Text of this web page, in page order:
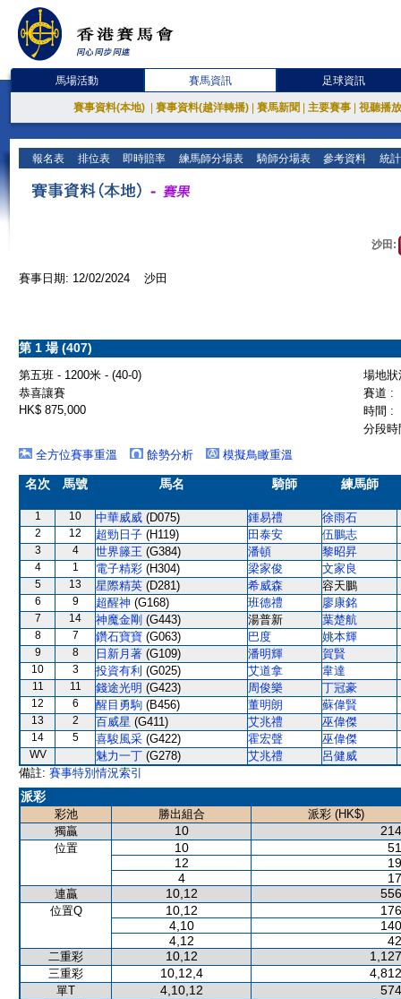
馬場活動 賽馬資訊 足球資訊
賽事資料(本地) 賽事資料(越洋轉播) 賽馬新聞 主要賽事 視聽播
報名表 排位表 即時賠率 練馬師分場表 騎師分場表 參考資料 統
沙田:
賽事日期: 12/02/2024 沙田
第 1 場 (407)
第五班 - 1200米 - (40-0)
場地
恭喜讓賽
賽道 :
HK$ 875,000
時間 :
分段
全方位賽事重溫
餘勢分析 模擬鳥瞰重溫
名次 馬號 馬名 騎師 練馬師
1 10 中華威威 (D075) 鍾易禮 徐雨石
2 12 超勁日子 (H119) 田泰安 伍鵬志
3 4 世界籐王 (G384) 潘頓 黎昭昇
4 1 電子精彩 (H304) 梁家俊 文家良
5 13 星際精英 (D281) 希威森 容天鵬
6 9 超醒神 (G168) 班德禮 廖康銘
7 14 神魔金剛 (G443) 湯普新 葉楚航
8 7 鑽石寶寶 (G063) 巴度 姚本輝
9 8 日新月著 (G109) 潘明輝 賀賢
10 3 投資有利 (G025) 艾道拿 韋達
11 11 錢途光明 (G423) 周俊樂 丁冠豪
12 6 醒目勇駒 (B456) 董明朗 蘇偉賢
13 2 百威星 (G411) 艾兆禮 巫偉傑
14 5 喜駿風采 (G422) 霍宏聲 巫偉傑
WV 魅力一丁 (G278) 艾兆禮
呂健威
備註: 賽事特別情況索引
派彩
彩池 勝出組合
派彩 (HK$)
獨贏
10
位置 10
12
4
連贏 10,12
位置Q 10,12
4,10
4,12
二重彩 10,12
三重彩 10,12,4
單T 4,10,12